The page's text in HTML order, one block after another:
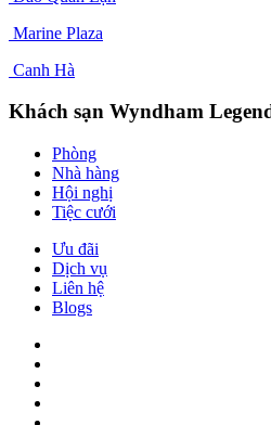
Marine Plaza
Canh Hà
Khách sạn Wyndham
Phòng
Nhà hàng
Hội nghị
Tiệc cưới
Ưu đãi
Dịch vụ
Liên hệ
Blogs